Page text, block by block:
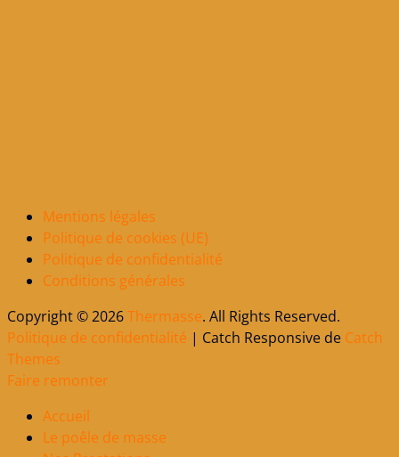
Mentions légales
Politique de cookies (UE)
Politique de confidentialité
Conditions générales
Copyright © 2026Thermasse. All Rights Reserved.
Politique de confidentialité | Catch Responsive de Catch
Themes
Faire remonter
Accueil
Le poêle de masse